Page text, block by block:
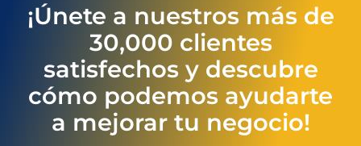
¡Únete a nuestros más de
30,000 clientes
satisfechos y descubre
cómo podemos ayudarte
a mejorar tu negocio!